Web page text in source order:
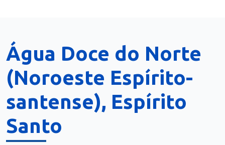
Água Doce do Norte
(Noroeste Espírito-
santense), Espírito
Santo